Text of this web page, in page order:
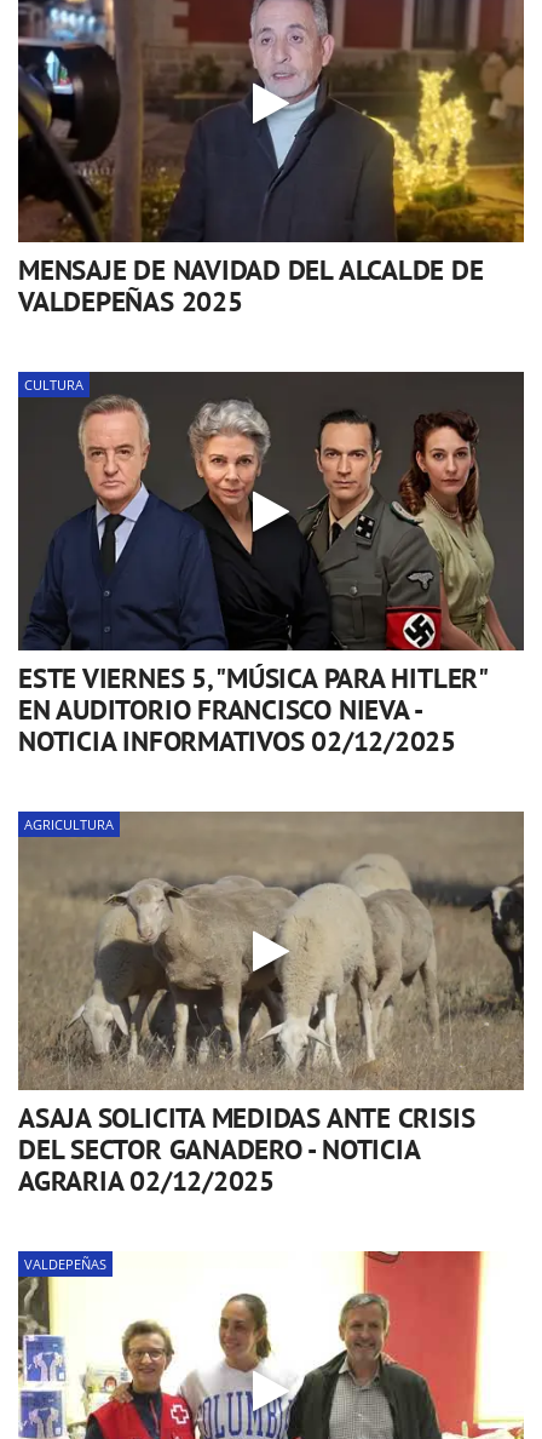
MENSAJE DE NAVIDAD DEL ALCALDE DE
VALDEPEÑAS 2025
CULTURA
ESTE VIERNES 5, "MÚSICA PARA HITLER"
EN AUDITORIO FRANCISCO NIEVA -
NOTICIA INFORMATIVOS 02/12/2025
AGRICULTURA
ASAJA SOLICITA MEDIDAS ANTE CRISIS
DEL SECTOR GANADERO - NOTICIA
AGRARIA 02/12/2025
VALDEPEÑAS